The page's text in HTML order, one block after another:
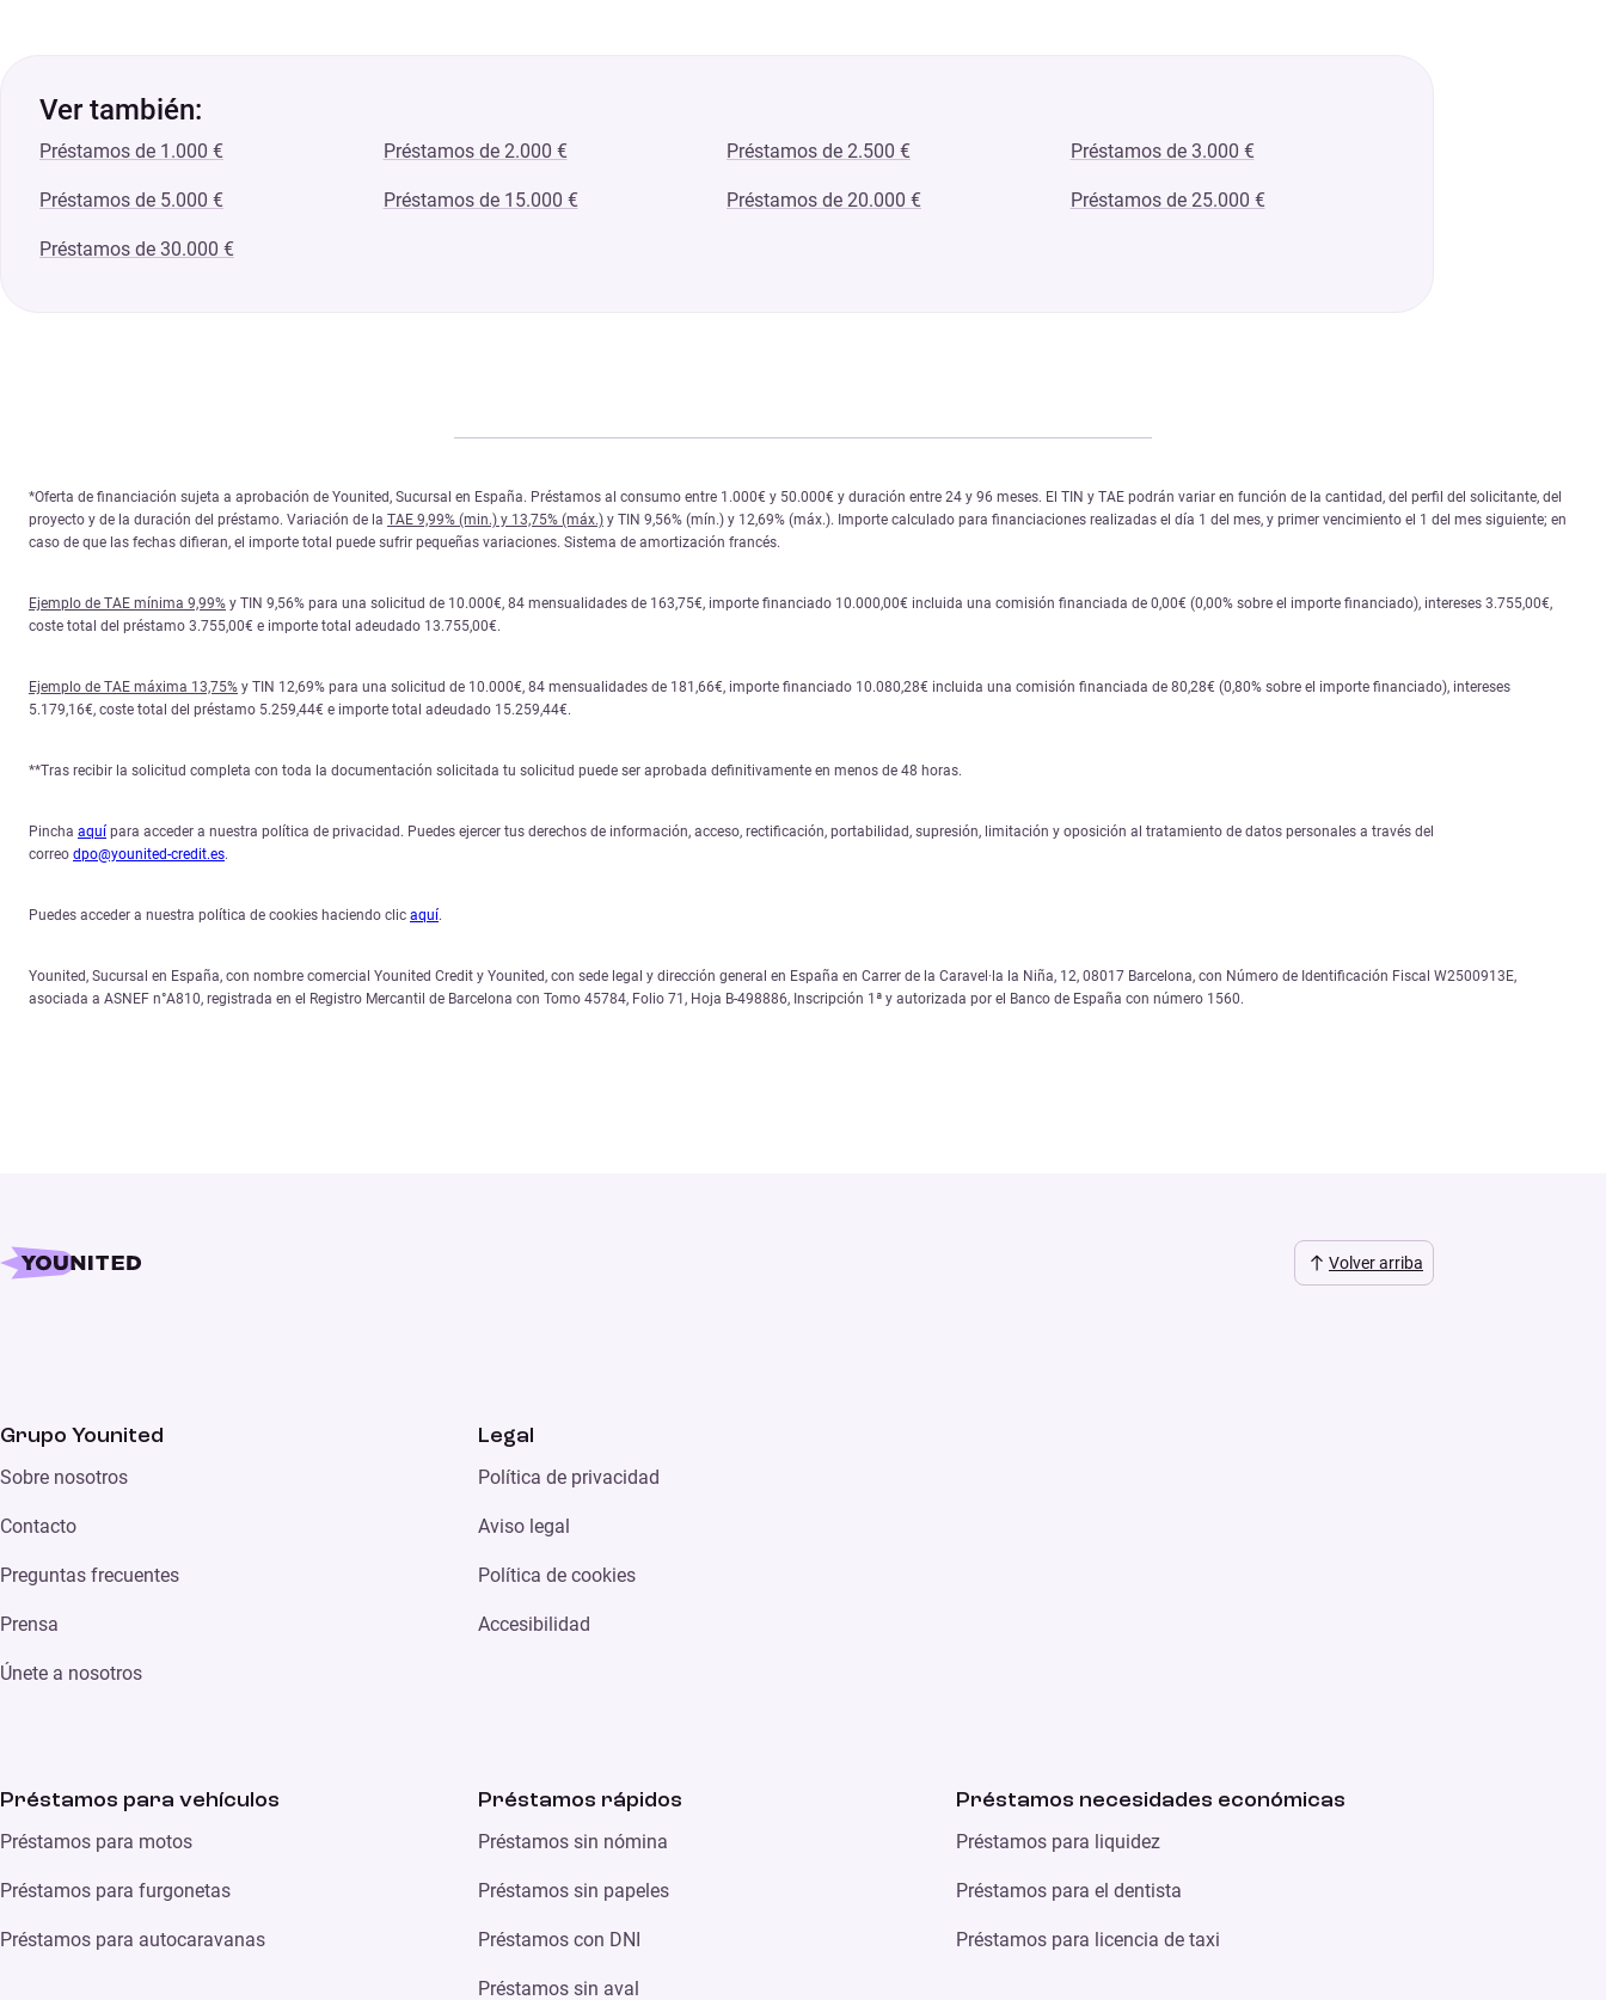
Ver también:
Préstamos de 1.000 € Préstamos de 2.000 € Préstamos de 2.500 € Préstamos de 3.000 €
Préstamos de 5.000 € Préstamos de 15.000 € Préstamos de 20.000 € Préstamos de 25.000 €
Préstamos de 30.000 €
*Oferta de financiación sujeta a aprobación de Younited, Sucursal en España. Préstamos al consumo entre 1.000€ y 50.000€ y duración entre 24 y 96 meses. El TIN y TAE podrán variar en función de la cantidad, del perfil del solicitante, del
proyecto y de la duración del préstamo. Variación de la TAE 9,99% (min.) y 13,75% (máx.) y TIN 9,56% (mín.) y 12,69% (máx.). Importe calculado para financiaciones realizadas el día 1 del mes, y primer vencimiento el 1 del mes siguiente; en
caso de que las fechas difieran, el importe total puede sufrir pequeñas variaciones. Sistema de amortización francés.
Ejemplo de TAE mínima 9,99% y TIN 9,56% para una solicitud de 10.000€, 84 mensualidades de 163,75€, importe financiado 10.000,00€ incluida una comisión financiada de 0,00€ (0,00% sobre el importe financiado), intereses 3.755,00€,
coste total del préstamo 3.755,00€ e importe total adeudado 13.755,00€.
Ejemplo de TAE máxima 13,75% y TIN 12,69% para una solicitud de 10.000€, 84 mensualidades de 181,66€, importe financiado 10.080,28€ incluida una comisión financiada de 80,28€ (0,80% sobre el importe financiado), intereses
5.179,16€, coste total del préstamo 5.259,44€ e importe total adeudado 15.259,44€.
**Tras recibir la solicitud completa con toda la documentación solicitada tu solicitud puede ser aprobada definitivamente en menos de 48 horas.
Pincha aquí para acceder a nuestra política de privacidad. Puedes ejercer tus derechos de información, acceso, rectificación, portabilidad, supresión, limitación y oposición al tratamiento de datos personales a través del
correo dpo@younited-credit.es.
Puedes acceder a nuestra política de cookies haciendo clic aquí.
Younited, Sucursal en España, con nombre comercial Younited Credit y Younited, con sede legal y dirección general en España en Carrer de la Caravel·la la Niña, 12, 08017 Barcelona, con Número de Identificación Fiscal W2500913E,
asociada a ASNEF n°A810, registrada en el Registro Mercantil de Barcelona con Tomo 45784, Folio 71, Hoja B-498886, Inscripción 1ª y autorizada por el Banco de España con número 1560.
Volver arriba
Grupo Younited
Sobre nosotros
Contacto
Preguntas frecuentes
Prensa
Únete a nosotros
Legal
Política de privacidad
Aviso legal
Política de cookies
Accesibilidad
Préstamos para vehículos
Préstamos para motos
Préstamos para furgonetas
Préstamos para autocaravanas
Préstamos rápidos
Préstamos sin nómina
Préstamos sin papeles
Préstamos con DNI
Préstamos sin aval
Préstamos necesidades económicas
Préstamos para liquidez
Préstamos para el dentista
Préstamos para licencia de taxi